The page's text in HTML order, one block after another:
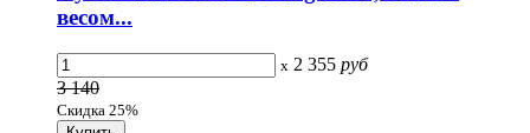
весом...
x 2 355 руб
3 140
Скидка 25%